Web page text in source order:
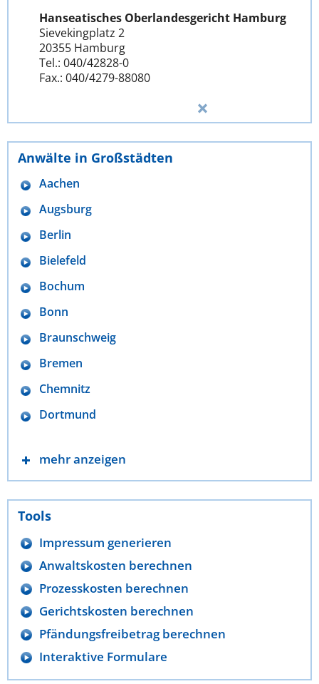
Hanseatisches Oberlandesgericht Hamburg
Sievekingplatz 2
20355 Hamburg
Tel.: 040/42828-0
Fax.: 040/4279-88080
Anwälte in Großstädten
Aachen
Augsburg
Berlin
Bielefeld
Bochum
Bonn
Braunschweig
Bremen
Chemnitz
Dortmund
mehr anzeigen
Tools
Impressum generieren
Anwaltskosten berechnen
Prozesskosten berechnen
Gerichtskosten berechnen
Pfändungsfreibetrag berechnen
Interaktive Formulare